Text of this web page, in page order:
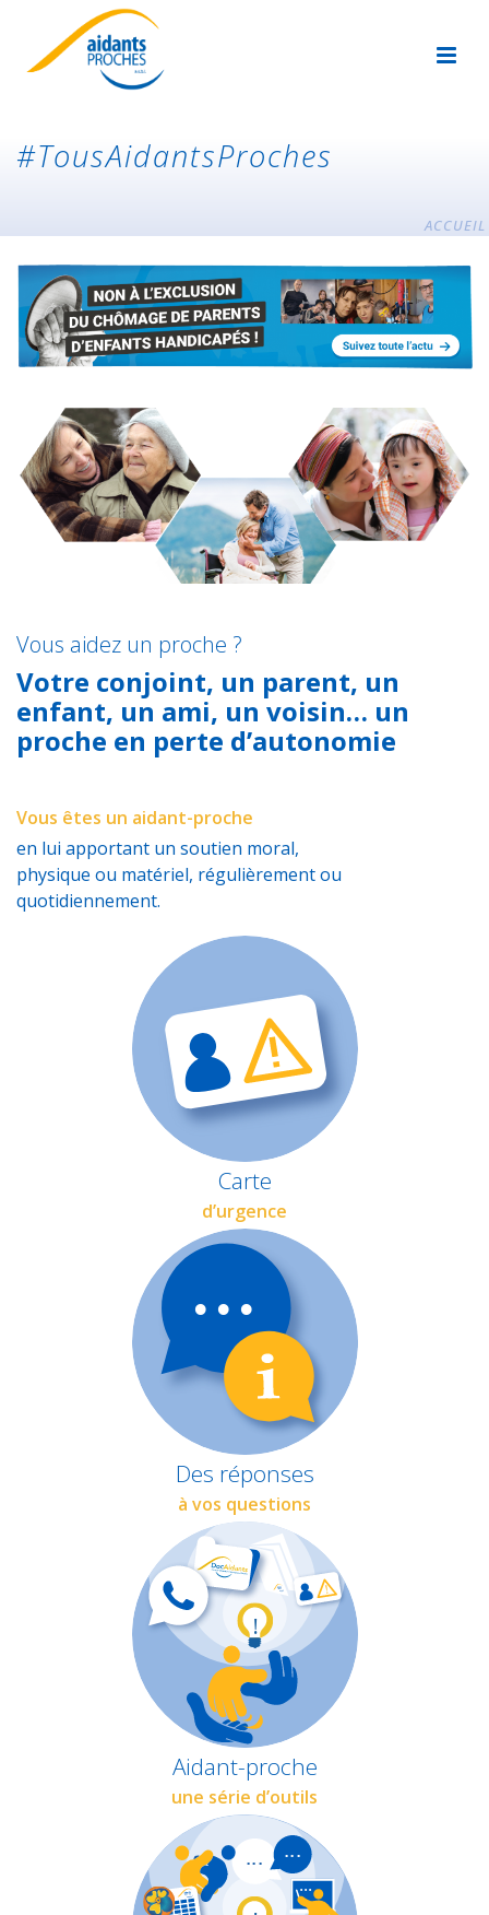
#TousAidantsProches
ACCUEIL
Vous aidez un proche ?
Votre conjoint, un parent, un
enfant, un ami, un voisin… un
proche en perte d’autonomie
Vous êtes un aidant-proche
en lui apportant un soutien moral,
physique ou matériel, régulièrement ou
quotidiennement.
Carte
d’urgence
Des réponses
à vos questions
Aidant-proche
une série d’outils